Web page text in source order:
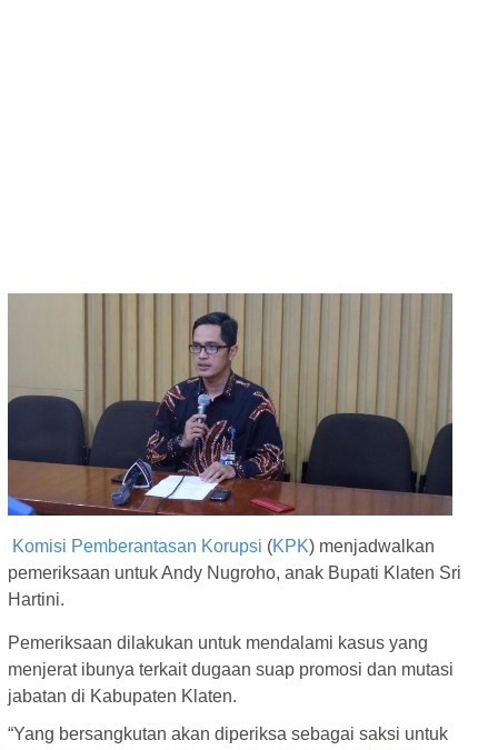
Komisi Pemberantasan Korupsi (KPK) menjadwalkan
pemeriksaan untuk Andy Nugroho, anak Bupati Klaten Sri
Hartini.
Pemeriksaan dilakukan untuk mendalami kasus yang
menjerat ibunya terkait dugaan suap promosi dan mutasi
jabatan di Kabupaten Klaten.
“Yang bersangkutan akan diperiksa sebagai saksi untuk